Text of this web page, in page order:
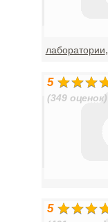
лаборатории,
5
(349 оценок)
5